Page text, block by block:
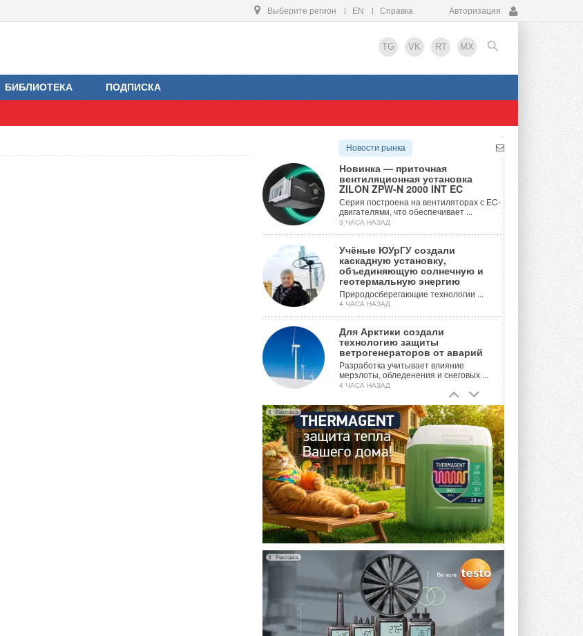
Выберите регион EN Справка Авторизация
TG VK RT MX
БИБЛИОТЕКА ПОДПИСКА
EN
Новости рынка
Новинка — приточная
вентиляционная установка
ZILON ZPW-N 2000 INT EC
Серия построена на вентиляторах с EC-
двигателями, что обеспечивает ...
3 ЧАСА НАЗАД
Учёные ЮУрГУ создали
каскадную установку,
объединяющую солнечную и
геотермальную энергию
Природосберегающие технологии ...
4 ЧАСА НАЗАД
Для Арктики создали
технологию защиты
ветрогенераторов от аварий
Разработка учитывает влияние
мерзлоты, обледенения и снеговых ...
4 ЧАСА НАЗАД
Гибридный тепловой насос PV/T
с одним общим испарителем
Исследователи предложили
конструкцию двухисточникового ...
ВЧЕРА
21-й ежегодный форум
«ЦОД-2026»
Мероприятие пройдет 2-3 сентября в
отеле Radisson Slavyanskaya. Форум
посетит более двух тысяч участников ...
ВЧЕРА
Китайская Shenling представила
линейку тепловых насосов
«воздух-вода» на R290
Серия ThermaX R290 All-In-One
включает три модели ...
4 АВГУСТА 2026
Реклама
Реклама